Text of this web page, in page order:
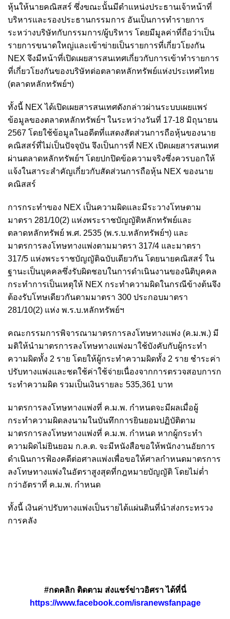
หุ้นให้นายคณิสสร์ ซึ่งขณะนั้นมีตำแหน่งประธานเจ้าหน้าที่
บริหารและรองประธานกรรมการ อันเป็นการทำรายการ
ระหว่างบริษัทกับกรรมการ/ผู้บริหาร โดยมีมูลค่าที่ถือว่าเป็น
รายการขนาดใหญ่และเข้าข่ายเป็นรายการที่เกี่ยวโยงกัน
NEX จึงมีหน้าที่เปิดเผยสารสนเทศเกี่ยวกับการเข้าทำรายการ
ที่เกี่ยวโยงกันของบริษัทต่อตลาดหลักทรัพย์แห่งประเทศไทย
(ตลาดหลักทรัพย์ฯ)
ทั้งนี้ NEX ได้เปิดเผยสารสนเทศดังกล่าวผ่านระบบเผยแพร่
ข้อมูลของตลาดหลักทรัพย์ฯ ในระหว่างวันที่ 17-18 มิถุนายน
2567 โดยใช้ข้อมูลในอดีตที่แสดงสัดส่วนการถือหุ้นของนาย
คณิสสร์ที่ไม่เป็นปัจจุบัน จึงเป็นการที่ NEX เปิดเผยสารสนเทศ
ผ่านตลาดหลักทรัพย์ฯ โดยปกปิดข้อความจริงซึ่งควรบอกให้
แจ้งในสาระสำคัญเกี่ยวกับสัดส่วนการถือหุ้น NEX ของนาย
คณิสสร์
การกระทำของ NEX เป็นความผิดและมีระวางโทษตาม
มาตรา 281/10(2) แห่งพระราชบัญญัติหลักทรัพย์และ
ตลาดหลักทรัพย์ พ.ศ. 2535 (พ.ร.บ.หลักทรัพย์ฯ) และ
มาตรการลงโทษทางแพ่งตามมาตรา 317/4 และมาตรา
317/5 แห่งพระราชบัญญัติฉบับเดียวกัน โดยนายคณิสสร์ ใน
ฐานะเป็นบุคคลซึ่งรับผิดชอบในการดำเนินงานของนิติบุคคล
กระทำการเป็นเหตุให้ NEX กระทำความผิดในกรณีข้างต้นจึง
ต้องรับโทษเดียวกันตามมาตรา 300 ประกอบมาตรา
281/10(2) แห่ง พ.ร.บ.หลักทรัพย์ฯ
คณะกรรมการพิจารณามาตรการลงโทษทางแพ่ง (ค.ม.พ.) มี
มติให้นำมาตรการลงโทษทางแพ่งมาใช้บังคับกับผู้กระทำ
ความผิดทั้ง 2 ราย โดยให้ผู้กระทำความผิดทั้ง 2 ราย ชำระค่า
ปรับทางแพ่งและชดใช้ค่าใช้จ่ายเนื่องจากการตรวจสอบการก
ระทำความผิด รวมเป็นเงินรายละ 535,361 บาท
มาตรการลงโทษทางแพ่งที่ ค.ม.พ. กำหนดจะมีผลเมื่อผู้
กระทำความผิดลงนามในบันทึกการยินยอมปฏิบัติตาม
มาตรการลงโทษทางแพ่งที่ ค.ม.พ. กำหนด หากผู้กระทำ
ความผิดไม่ยินยอม ก.ล.ต. จะมีหนังสือขอให้พนักงานอัยการ
ดำเนินการฟ้องคดีต่อศาลแพ่งเพื่อขอให้ศาลกำหนดมาตรการ
ลงโทษทางแพ่งในอัตราสูงสุดที่กฎหมายบัญญัติ โดยไม่ต่ำ
กว่าอัตราที่ ค.ม.พ. กำหนด
ทั้งนี้ เงินค่าปรับทางแพ่งเป็นรายได้แผ่นดินที่นำส่งกระทรวง
การคลัง
#กดคลิก ติดตาม ส่งแชร์ข่าวอิศรา ได้ที่นี่
https://www.facebook.com/isranewsfanpage